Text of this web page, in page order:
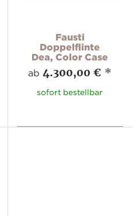
Fausti
Doppelflinte
Dea, Color Case
ab 4.300,00 € *
sofort bestellbar